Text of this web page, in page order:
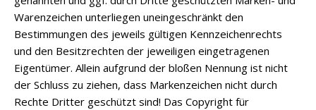
Warenzeichen unterliegen uneingeschränkt den
Bestimmungen des jeweils gültigen Kennzeichenrechts
und den Besitzrechten der jeweiligen eingetragenen
Eigentümer. Allein aufgrund der bloßen Nennung ist nicht
der Schluss zu ziehen, dass Markenzeichen nicht durch
Rechte Dritter geschützt sind! Das Copyright für